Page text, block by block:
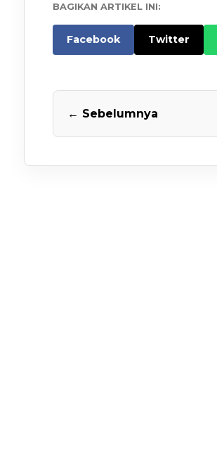
BAGIKAN ARTIKEL INI:
Facebook Twitter
← Sebelumnya